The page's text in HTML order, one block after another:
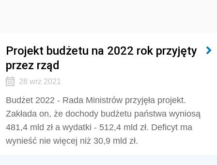
Projekt budżetu na 2022 rok przyjęty
przez rząd
28 wrz 2021
Budżet 2022 - Rada Ministrów przyjęła projekt.
Zakłada on, że dochody budżetu państwa wyniosą
481,4 mld zł a wydatki - 512,4 mld zł. Deficyt ma
wynieść nie więcej niż 30,9 mld zł.